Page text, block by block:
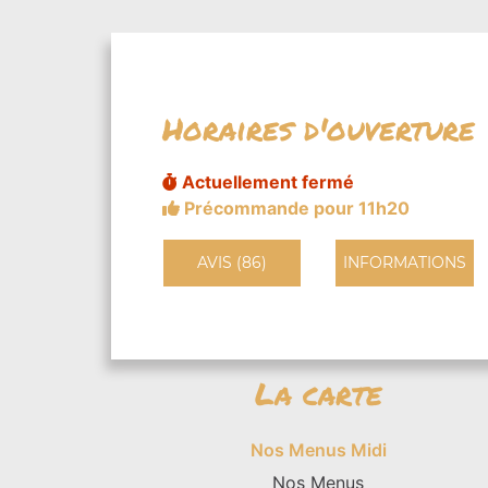
Horaires d'ouverture
Actuellement fermé
Précommande pour 11h20
AVIS (86) INFORMATIONS
La carte
Nos Menus Midi
Nos Menus